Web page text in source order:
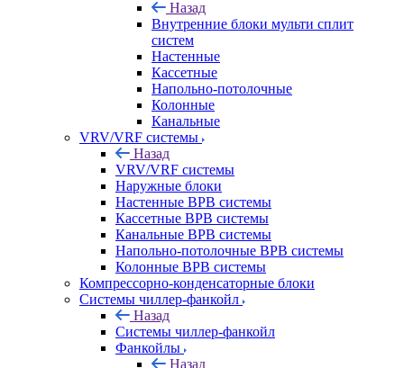
Назад
Внутренние блоки мульти сплит
систем
Настенные
Кассетные
Напольно-потолочные
Колонные
Канальные
VRV/VRF системы
Назад
VRV/VRF системы
Наружные блоки
Настенные ВРВ системы
Кассетные ВРВ системы
Канальные ВРВ системы
Напольно-потолочные ВРВ системы
Колонные ВРВ системы
Компрессорно-конденсаторные блоки
Системы чиллер-фанкойл
Назад
Системы чиллер-фанкойл
Фанкойлы
Назад